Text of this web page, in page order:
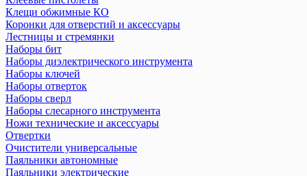
Клещи обжимные КО
Коронки для отверстий и аксессуары
Лестницы и стремянки
Наборы бит
Наборы диэлектрического инструмента
Наборы ключей
Наборы отверток
Наборы сверл
Наборы слесарного инструмента
Ножи технические и аксеcсуары
Отвертки
Очистители универсальные
Паяльники автономные
Паяльники электрические